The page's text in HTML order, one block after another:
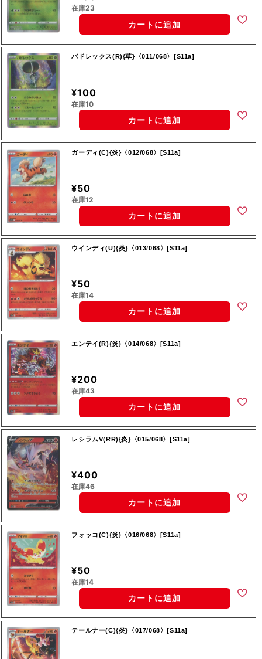
在庫23
カートに追加
バドレックス(R){草}〈011/068〉[S11a]
¥100
在庫10
カートに追加
ガーディ(C){炎}〈012/068〉[S11a]
¥50
在庫12
カートに追加
ウインディ(U){炎}〈013/068〉[S11a]
¥50
在庫14
カートに追加
エンテイ(R){炎}〈014/068〉[S11a]
¥200
在庫43
カートに追加
レシラムV(RR){炎}〈015/068〉[S11a]
¥400
在庫46
カートに追加
フォッコ(C){炎}〈016/068〉[S11a]
¥50
在庫14
カートに追加
テールナー(C){炎}〈017/068〉[S11a]